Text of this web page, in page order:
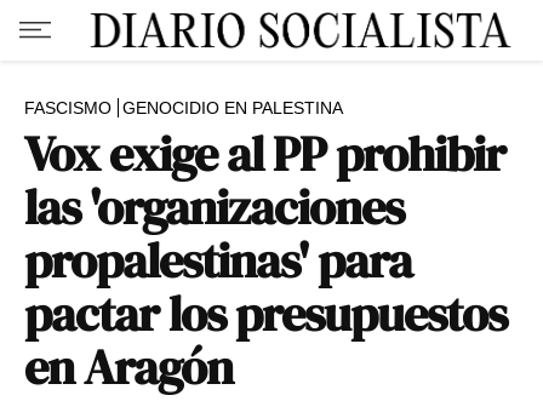
FASCISMO GENOCIDIO EN PALESTINA
Vox exige al PP prohibir
las 'organizaciones
propalestinas' para
pactar los presupuestos
en Aragón